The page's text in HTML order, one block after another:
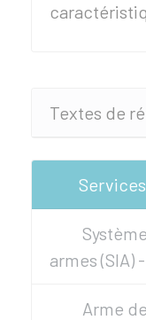
Textes de
armes (SIA)
Arme